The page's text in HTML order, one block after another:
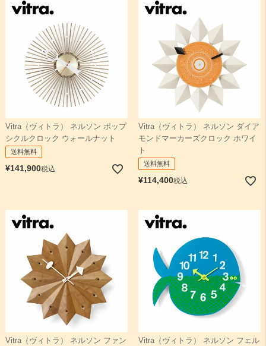
Vitra（ヴィトラ） ネルソン ポップ
シクルクロック ウォールナット
送料無料
¥141,900税込
Vitra（ヴィトラ） ネルソン ダイア
モンドマーカーズクロック ホワイ
ト
送料無料
¥114,400税込
Vitra（ヴィトラ） ネルソン ファン
Vitra（ヴィトラ） ネルソン フェル